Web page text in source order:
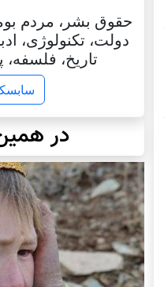
حقوق بشر، مردم
دولت، تکنولوژی،
تاریخ، فلسفه،
در